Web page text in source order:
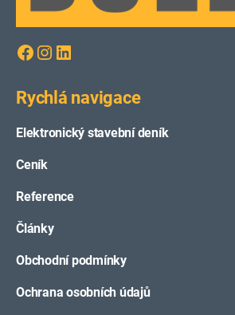
Facebook
Instagram
LinkedIn
Rychlá navigace
Elektronický stavební deník
Ceník
Reference
Články
Obchodní podmínky
Ochrana osobních údajů